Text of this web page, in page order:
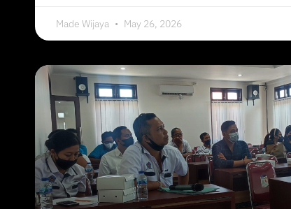
Made Wijaya May 26, 2026